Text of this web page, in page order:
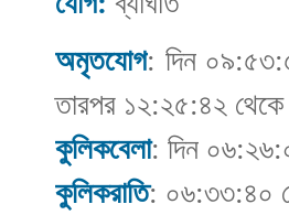
অমৃতযোগ: দিন
তারপর ১২:২৫:৪২
কুলিকবেলা: দিন
কুলিকরাতি: ০৬:৩৩:৪০